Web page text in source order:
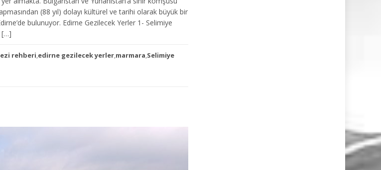
(88 yıl) dolayı kültürel ve tarihi olarak büyük bir
bulunuyor. Edirne Gezilecek Yerler 1- Selimiye
[…]
rehberi,edirne gezilecek yerler,marmara,Selimiye